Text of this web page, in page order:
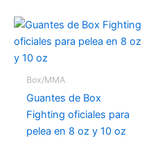
Box/MMA
Guantes de Box
Fighting oficiales para
pelea en 8 oz y 10 oz